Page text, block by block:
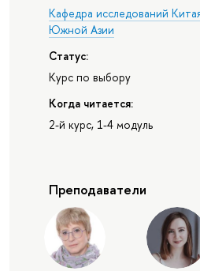
Кафедра исследований
Южной Азии
Статус:
Курс по выбору
Когда читается:
2-й курс, 1-4 модуль
Преподаватели